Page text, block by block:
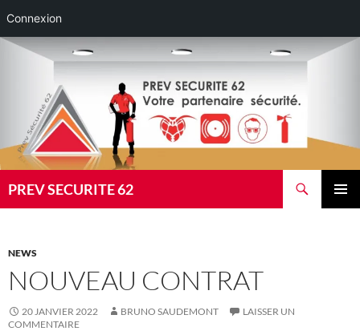
Connexion
Aller
PREV SECURITE 62
NEWS
NOUVEAU CONTRAT
20 JANVIER 2022 BRUNO SAUDEMONT
LAISSER UN
COMMENTAIRE